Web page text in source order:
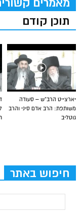
מאמרים
תוכן קודם
יארצייט הרב”ש – סעודה
משותפת: הרב אדם סיני והרב
גוטליב
חיפוש באתר